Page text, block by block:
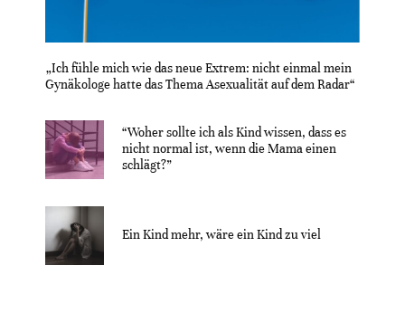
„Ich fühle mich wie das neue Extrem: nicht einmal mein
Gynäkologe hatte das Thema Asexualität auf dem Radar“
“Woher sollte ich als Kind wissen, dass es
nicht normal ist, wenn die Mama einen
schlägt?”
Ein Kind mehr, wäre ein Kind zu viel